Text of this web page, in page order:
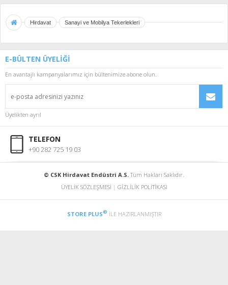
Hirdavat Sanayi ve Mobilya Tekerlekleri
E-BÜLTEN ÜYELİĞİ
En avantajlı kampanyalarımız için bültenimize abone olun.
Üyelikten ayrıl
TELEFON
+90 282 725 19 03
© CSK Hirdavat Endüstri A.S.Tüm Hakları Saklıdır.
ÜYELİK SÖZLEŞMESİ | GİZLİLİK POLİTİKASI
STORE PLUS® İLE HAZIRLANMIŞTIR